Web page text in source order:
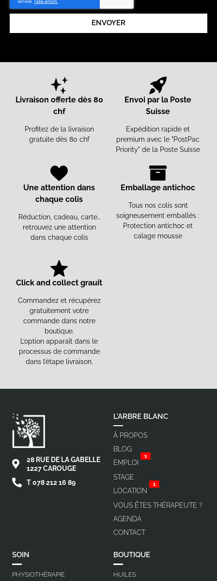
ENVOYER
Livraison offerte dès 80
chf
Profitez de la livraison
gratuite dès 80 chf
Emballage antichoc
Tous nos colis sont
soigneusement emballés :
Protection antichoc et
calage mousse
Une attention dans
chaque colis
Réduction, cadeau, carte…
retrouvez une attention
dans chaque colis
Click and collect grauit
Commandez et récupérez
gratuitement votre
commande dans notre
boutique.
L’option apparaît dans le
processus de commande
dans l’étape livraison.
Envoi par la Poste
Suisse
Expédition rapide et
premium avec le "PostPac
Priority" de la Poste Suisse
28 RUE DE LA GABELLE
1227 CAROUGE
T 078 212 16 89
L'ARBRE BLANC
À PROPOS
BLOG
EMPLOI
1
STAGE
LOCATION
1
VOUS ÊTES THÉRAPEUTE ?
AGENDA
CONTACT
SOIN
PHYSIOTHÉRAPIE
BOUTIQUE
HUILES